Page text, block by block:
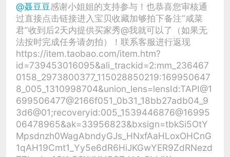
@聂豆豆感谢小姐姐的支持参与！也恭喜您审核通
过直接点击链接进入宝贝收藏加够拍下备注“咸菜
君”收到后2天内提供买家秀@我就可以了（如果无
法按时完成任务请勿拍）！联系客服进行返现
https://item.taobao.com/item.htm?
id=739453016095&ali_trackid=2:mm_236467
0158_2973800377_115028850219:169950647
8_005_1310998704&union_lens=lensId:TAPI@1
699506477@2166f051_0b31_18bb27adb04_9
3d6@01;recoveryid:005_1539446876@16995
06478965&ak=33956823&bxsign=tbkSi5OtY
Mpsdnzh0WagAbndyGJs_HNxfAaHLoxOHCnG
1qAH19Cmt1_Yy5e6dR6HiJKGwYER9ZdRNezd